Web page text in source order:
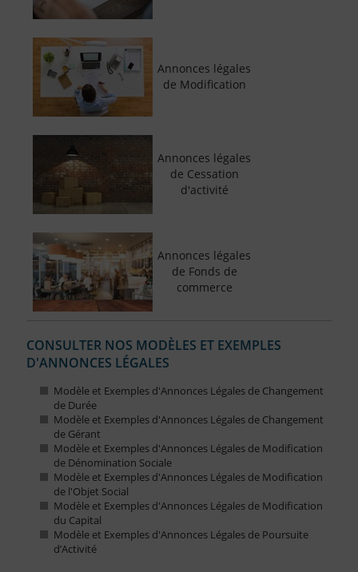
Annonces légales
de Modification
Annonces légales
de Cessation
d'activité
Annonces légales
de Fonds de
commerce
CONSULTER NOS MODÈLES ET EXEMPLES
D'ANNONCES LÉGALES
Modèle et Exemples d'Annonces Légales de Changement
de Durée
Modèle et Exemples d'Annonces Légales de Changement
de Gérant
Modèle et Exemples d'Annonces Légales de Modification
de Dénomination Sociale
Modèle et Exemples d'Annonces Légales de Modification
de l'Objet Social
Modèle et Exemples d'Annonces Légales de Modification
du Capital
Modèle et Exemples d'Annonces Légales de Poursuite
d’Activité